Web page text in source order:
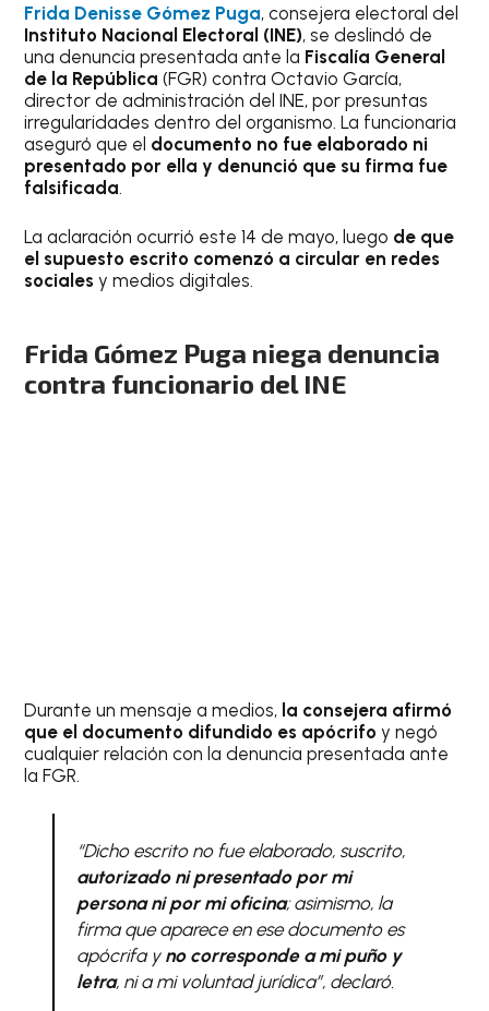
Frida Denisse Gómez Puga, consejera electoral del
Instituto Nacional Electoral (INE), se deslindó de
una denuncia presentada ante la Fiscalía General
de la República (FGR) contra Octavio García,
director de administración del INE, por presuntas
irregularidades dentro del organismo. La funcionaria
aseguró que el documento no fue elaborado ni
presentado por ella y denunció que su firma fue
falsificada.
La aclaración ocurrió este 14 de mayo, luego de que
el supuesto escrito comenzó a circular en redes
sociales y medios digitales.
Frida Gómez Puga niega denuncia
contra funcionario del INE
Durante un mensaje a medios, la consejera afirmó
que el documento difundido es apócrifo y negó
cualquier relación con la denuncia presentada ante
la FGR.
“Dicho escrito no fue elaborado, suscrito,
autorizado ni presentado por mi
persona ni por mi oficina; asimismo, la
firma que aparece en ese documento es
apócrifa y no corresponde a mi puño y
letra, ni a mi voluntad jurídica”, declaró.